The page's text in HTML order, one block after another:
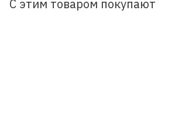
С этим товаром покупают